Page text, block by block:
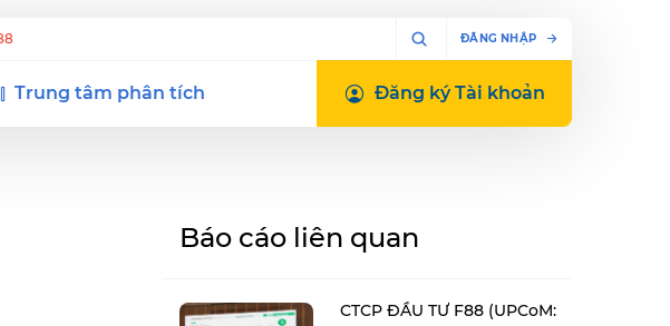
ĐĂNG NHẬP
Trung tâm phân tích Đăng kýTài khoản
Báo cáo liên quan
CTCP ĐẦU TƯ F88 (UPCoM: